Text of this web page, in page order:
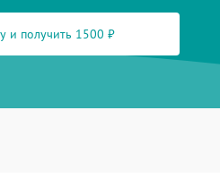
и получить 1500 ₽